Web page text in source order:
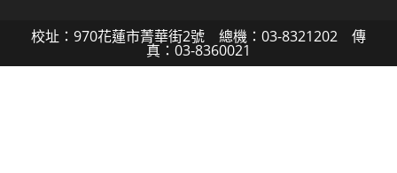
校址：970花蓮市菁華街2號 總機：03-8321202 傳
真：03-8360021